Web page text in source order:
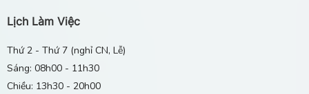
Lịch Làm Việc
Thứ 2 - Thứ 7 (nghỉ CN, Lễ)
Sáng: 08h00 - 11h30
Chiều: 13h30 - 20h00